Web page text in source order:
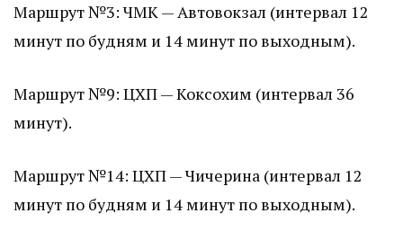
Маршрут №3: ЧМК — Автовокзал (интервал 12
минут по будням и 14 минут по выходным).
Маршрут №9: ЦХП — Коксохим (интервал 36
минут).
Маршрут №14: ЦХП — Чичерина (интервал 12
минут по будням и 14 минут по выходным).